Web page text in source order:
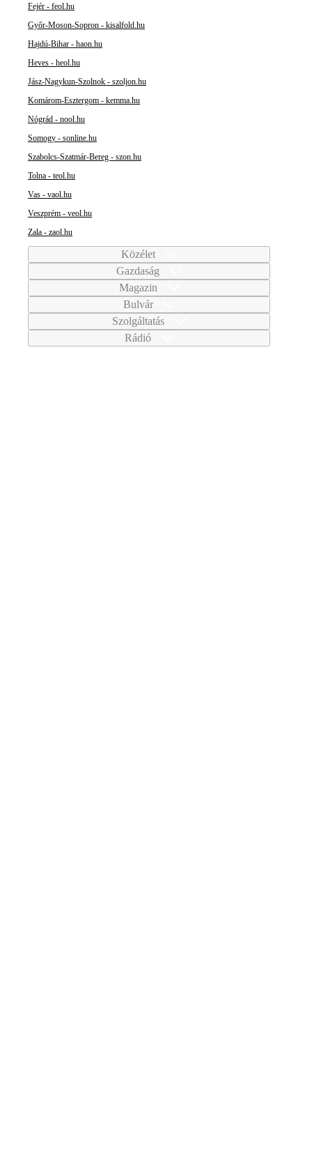
Fejér - feol.hu
Győr-Moson-Sopron - kisalfold.hu
Hajdú-Bihar - haon.hu
Heves - heol.hu
Jász-Nagykun-Szolnok - szoljon.hu
Komárom-Esztergom - kemma.hu
Nógrád - nool.hu
Somogy - sonline.hu
Szabolcs-Szatmár-Bereg - szon.hu
Tolna - teol.hu
Vas - vaol.hu
Veszprém - veol.hu
Zala - zaol.hu
Közélet
Gazdaság
Magazin
Bulvár
Szolgáltatás
Rádió